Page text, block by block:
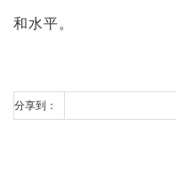
和水平。
分享到：